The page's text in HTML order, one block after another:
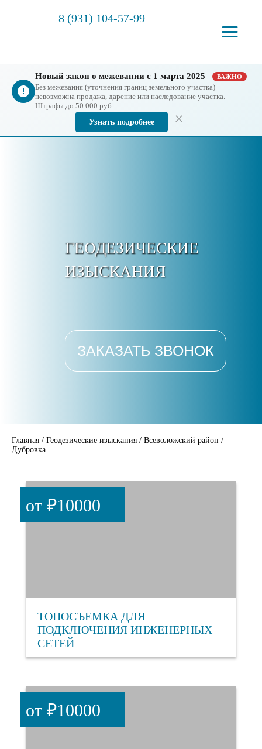
8 (931) 104-57-99
Новый закон о межевании с 1 марта 2025 ВАЖНО
Без межевания (уточнения границ земельного участка)
невозможна продажа, дарение или наследование участка.
Штрафы до 50 000 руб.
Узнать подробнее
ГЕОДЕЗИЧЕСКИЕ
ИЗЫСКАНИЯ
ЗАКАЗАТЬ ЗВОНОК
Главная / Геодезические изыскания / Всеволожский район /
Дубровка
ТОПОСЪЕМКА ДЛЯ
ПОДКЛЮЧЕНИЯ ИНЖЕНЕРНЫХ
СЕТЕЙ
от ₽10000
от ₽10000